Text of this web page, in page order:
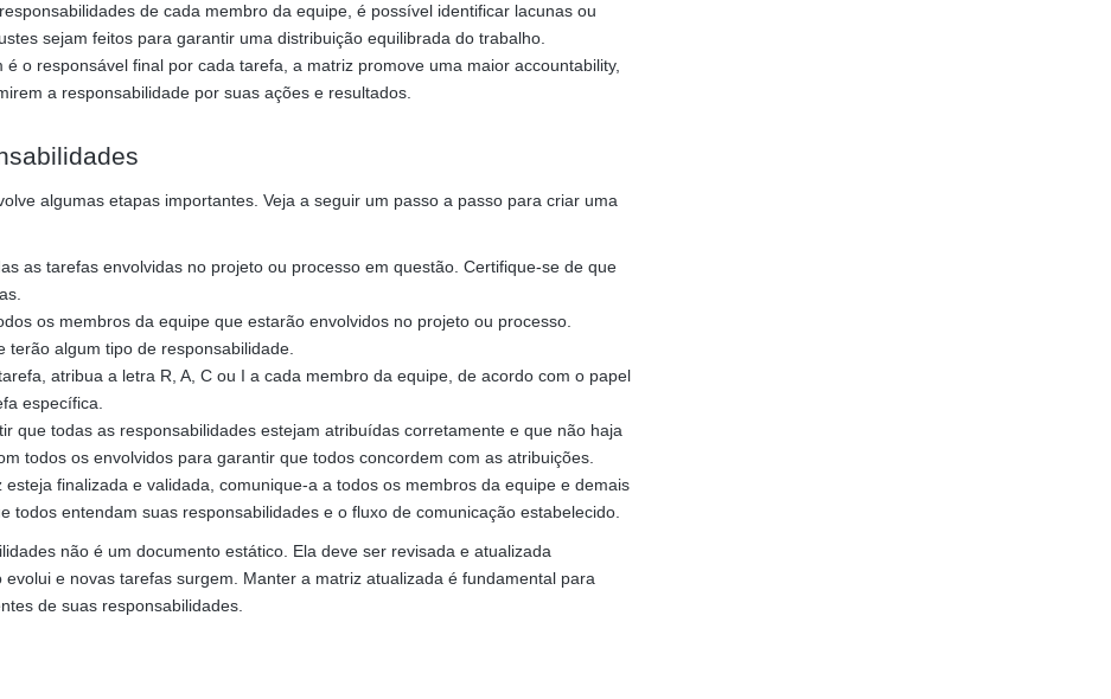
de cada membro da equipe, é possível identificar lacunas ou
sejam feitos para garantir uma distribuição equilibrada do trabalho.
é o responsável final por cada tarefa, a matriz promove uma maior accountability,
a responsabilidade por suas ações e resultados.
algumas etapas importantes. Veja a seguir um passo a passo para criar uma
as tarefas envolvidas no projeto ou processo em questão. Certifique-se de que
os membros da equipe que estarão envolvidos no projeto ou processo.
algum tipo de responsabilidade.
atribua a letra R, A, C ou I a cada membro da equipe, de acordo com o papel
específica.
que todas as responsabilidades estejam atribuídas corretamente e que não haja
todos os envolvidos para garantir que todos concordem com as atribuições.
esteja finalizada e validada, comunique-a a todos os membros da equipe e demais
todos entendam suas responsabilidades e o fluxo de comunicação estabelecido.
não é um documento estático. Ela deve ser revisada e atualizada
e novas tarefas surgem. Manter a matriz atualizada é fundamental para
de suas responsabilidades.